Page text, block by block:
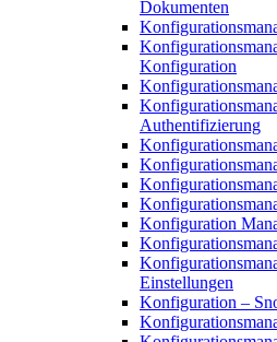
Dokumenten
Konfiguration
Authentifizierung
Konfiguration
Einstellungen
Konfiguration –